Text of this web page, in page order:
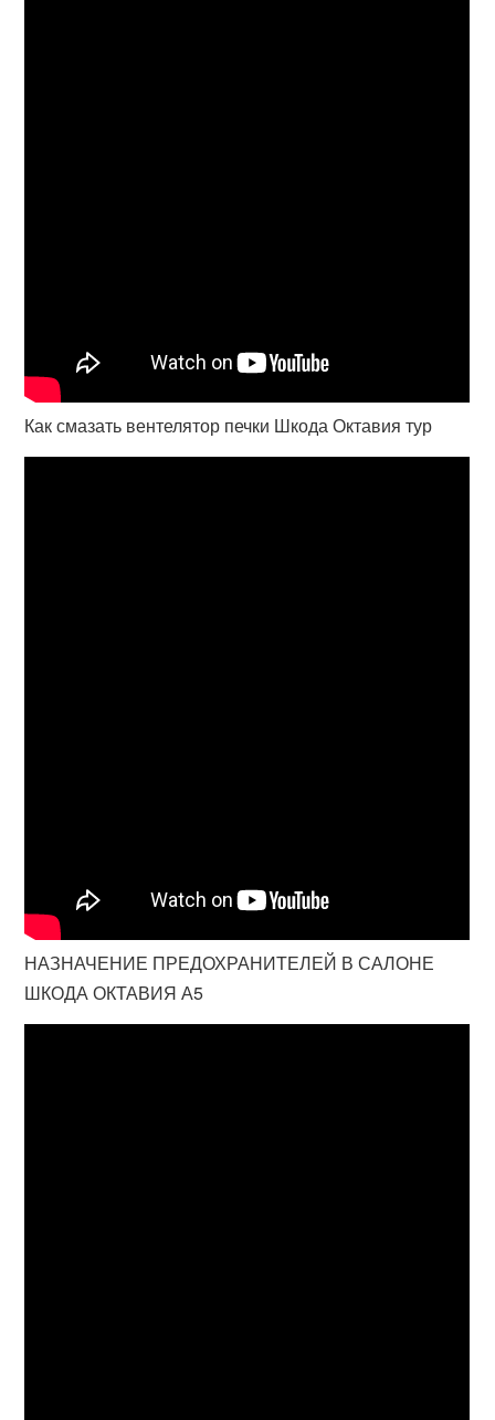
Как смазать вентелятор печки Шкода Октавия тур
НАЗНАЧЕНИЕ ПРЕДОХРАНИТЕЛЕЙ В САЛОНЕ
ШКОДА ОКТАВИЯ А5